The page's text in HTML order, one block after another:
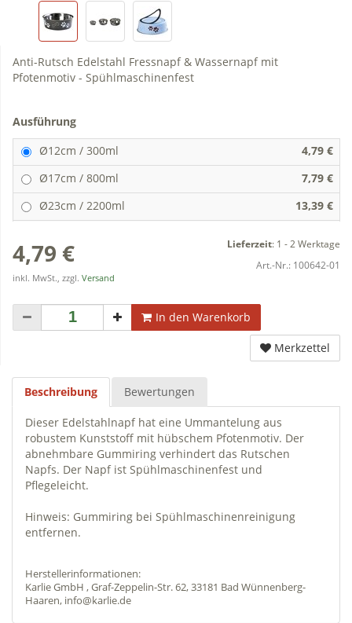
Anti-Rutsch Edelstahl Fressnapf & Wassernapf mit
Pfotenmotiv - Spühlmaschinenfest
Ausführung
Ø12cm / 300ml
4,79 €
Ø17cm / 800ml
7,79 €
Ø23cm / 2200ml
13,39 €
4,79 €
inkl. MwSt., zzgl. Versand
Lieferzeit: 1 - 2 Werktage
Art.-Nr.: 100642-01
In den Warenkorb
Merkzettel
Beschreibung Bewertungen
Dieser Edelstahlnapf hat eine Ummantelung aus
robustem Kunststoff mit hübschem Pfotenmotiv. Der
abnehmbare Gummiring verhindert das Rutschen
Napfs. Der Napf ist Spühlmaschinenfest und
Pflegeleicht.
Hinweis: Gummiring bei Spühlmaschinenreinigung
entfernen.
Herstellerinformationen:
Karlie GmbH , Graf-Zeppelin-Str. 62, 33181 Bad Wünnenberg-
Haaren, info@karlie.de